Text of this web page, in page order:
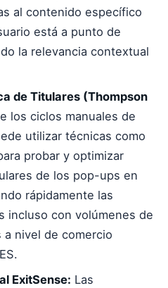
al contenido específico
está a punto de
la relevancia contextual
de Titulares (Thompson
los ciclos manuales de
utilizar técnicas como
probar y optimizar
de los pop-ups en
rápidamente las
incluso con volúmenes de
nivel de comercio
ExitSense: Las